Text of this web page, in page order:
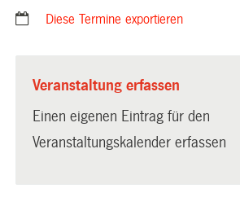
Diese Termine exportieren
Veranstaltung erfassen
Einen eigenen Eintrag für den
Veranstaltungskalender erfassen